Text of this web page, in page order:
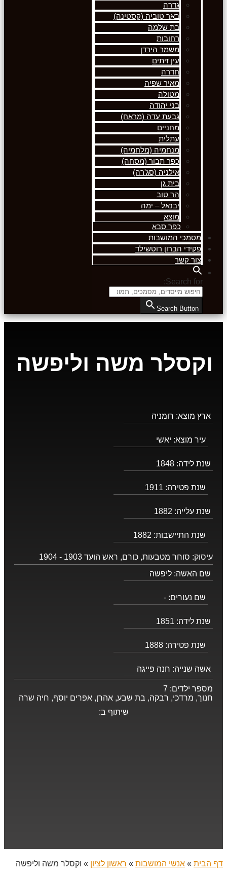
גדרה
באר טוביה (קסטינה)
בת שלמה
רחובות
משמר הירדן
עין זיתים
חדרה
מאיר שפיה
מטולה
בני יהודה
גבעת עדה (מראח)
מחניים
עתלית
מנחמיה (מלחמיה)
כפר תבור (מסחה)
אילניה (סג'רה)
בית גן
הר טוב
יבנאל – ימה
מוצא
כפר סבא
מסמכי המושבות
פקידי הברון רוטשילד
צור קשר
Search for:
Search Button
וקסלר משה וליפשה
ארץ מוצא: רומניה
עיר מוצא: יאשי
שנת לידה: 1848
שנת פטירה: 1911
שנת עלייה: 1882
שנת התיישבות: 1882
עיסוק: סוחר מטבעות, כורם, ראש הועד 1903 - 1904
שם האשה: ליפשה
שם נעורים: -
שנת לידה: 1851
שנת פטירה: 1888
אשה שנייה: חנה פייגה
מספר ילדים: 7
חנוך, מרדכי, רבקה, בת שבע, אהרן, אפרים יוסף, חיה שרה
שיתוף ב:
דף הבית » אנשי המושבות » ראשון לציון » וקסלר משה וליפשה